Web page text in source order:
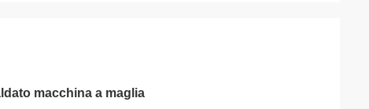
macchina a maglia